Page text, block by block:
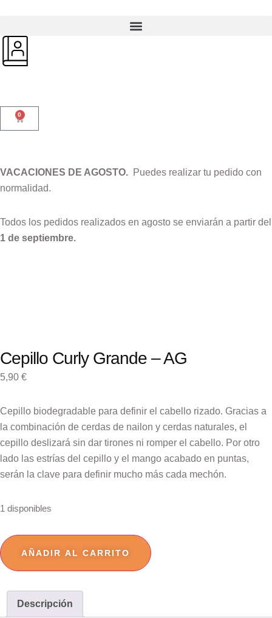
0
VACACIONES DE AGOSTO. Puedes realizar tu pedido con
normalidad.
Todos los pedidos realizados en agosto se enviarán a partir del
1 de septiembre.
Cepillo Curly Grande – AG
5,90 €
Cepillo biodegradable para definir el cabello rizado. Gracias a
la combinación de cerdas de nailon y cerdas naturales, el
cepillo deslizará sin dar tirones ni romper el cabello. Por otro
lado las estrías del cepillo y el mango acabado en puntas,
serán la clave para definir mucho más cada mechón.
1 disponibles
AÑADIR AL CARRITO
Descripción